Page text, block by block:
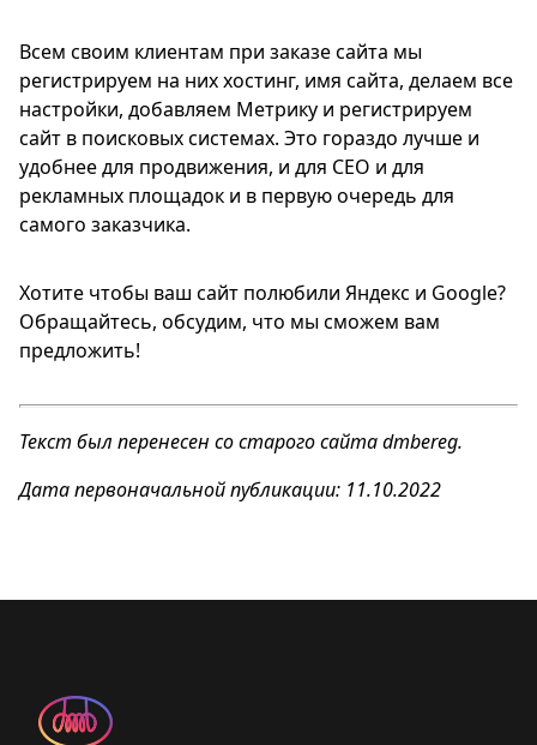
Всем своим клиентам при заказе сайта мы
регистрируем на них хостинг, имя сайта, делаем все
настройки, добавляем Метрику и регистрируем
сайт в поисковых системах. Это гораздо лучше и
удобнее для продвижения, и для СЕО и для
рекламных площадок и в первую очередь для
самого заказчика.
Хотите чтобы ваш сайт полюбили Яндекс и Google?
Обращайтесь, обсудим, что мы сможем вам
предложить!
Текст был перенесен со старого сайта dmbereg.
Дата первоначальной публикации: 11.10.2022